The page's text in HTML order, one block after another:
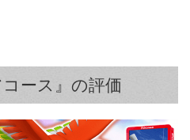
コース』の評価